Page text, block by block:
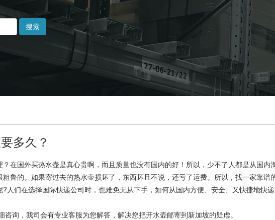
多久？
在国外买热水壶是真心贵啊，而且质量也没有国内的好！所以，少不了人都是从国内
鲁的。如果寄过去的热水壶损坏了，东西坏且不说，还亏了运费。所以，找一家靠谱
人们在选择国际快递公司时，也难免无从下手，如何从国内方便、安全、又快捷地快
咨询，我司会有专业客服为您解答，解决您把开水壶邮寄到新加坡的疑虑。